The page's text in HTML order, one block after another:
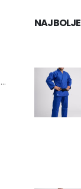
Tape Lab Athletic Big Tape (2-PACK)